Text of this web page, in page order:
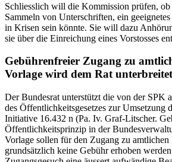
Schliesslich will die Kommission prüfen, ob
Sammeln von Unterschriften, ein
in Krisen sein könnte. Sie will dazu
sie über die Einreichung eines Vorstosses
Gebührenfreier Zugang zu
Vorlage wird dem Rat unterbreitet
Der Bundesrat unterstützt die von der SPK
des Öffentlichkeitsgesetzes zur Umsetzung
Initiative 16.432 n (Pa. Iv. Graf-Litscher.
Öffentlichkeitsprinzip in der
Vorlage sollen für den Zugang zu amtlichen
grundsätzlich keine Gebühr erhoben